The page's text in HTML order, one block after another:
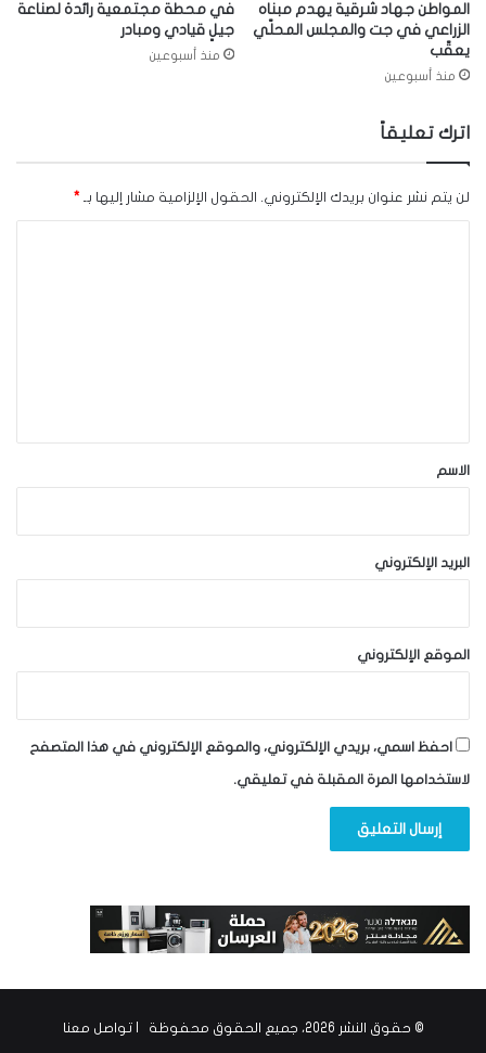
المواطن جهاد شرقية يهدم مبناه
الزراعي في جت والمجلس المحلّي
يعقّب
منذ أسبوعين
في محطة مجتمعية رائدة لصناعة
جيلٍ قيادي ومبادر
منذ أسبوعين
اترك تعليقاً
لن يتم نشر عنوان بريدك الإلكتروني. الحقول الإلزامية مشار إليها بـ *
*الاسم
البريد الإلكتروني
الموقع الإلكتروني
احفظ اسمي، بريدي الإلكتروني، والموقع الإلكتروني في هذا المتصفح
لاستخدامها المرة المقبلة في تعليقي.
© حقوق النشر 2026، جميع الحقوق محفوظة | تواصل معنا